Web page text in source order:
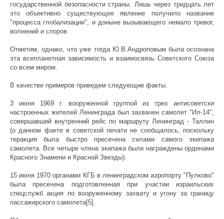
государственной безопасности страны. Лишь через тридцать лет
это объективно существующее явление получило название
"процесса глобализации", и доныне вызывающего немало тревог,
волнений и споров.
Отметим, однако, что уже тогда Ю.В.Андроповым была осознана
эта всепланетная зависимость и взаимосвязь Советского Союза
со всем миром.
В качестве примеров приведем следующие факты.
3 июня 1969 г. вооруженной группой из трех антисоветски
настроенных жителей Ленинграда был захвачен самолет "Ил-14",
совершавший внутренний рейс по маршруту Ленинград - Таллин
(о данном факте в советской печати не сообщалось, поскольку
теракция была быстро пресечена силами самого экипажа
самолета. Все четыре члена экипажа были награждены орденами
Красного Знамени и Красной Звезды).
15 июня 1970 органами КГБ в ленинградском аэропорту "Пулково"
была пресечена подготовленная при участии израильских
спецслужб акция по вооруженному захвату и угону за границу
пассажирского самолета[5].